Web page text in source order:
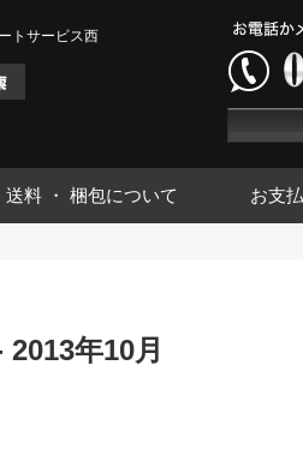
トサービス西
送料 ・ 梱包について お支
年10月